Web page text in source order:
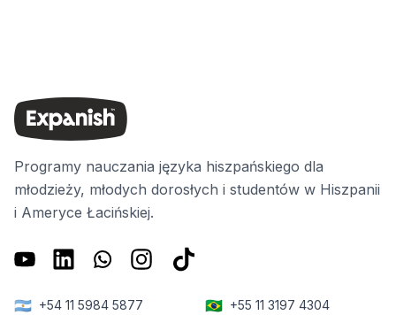
Programy nauczania języka hiszpańskiego dla
młodzieży, młodych dorosłych i studentów w Hiszpanii
i Ameryce Łacińskiej.
🇦🇷 +54 11 5984 5877 🇧🇷 +55 11 3197 4304